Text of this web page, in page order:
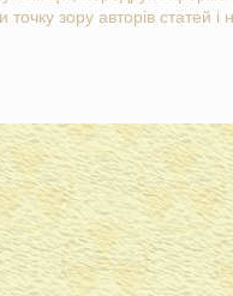
зору авторів статей і